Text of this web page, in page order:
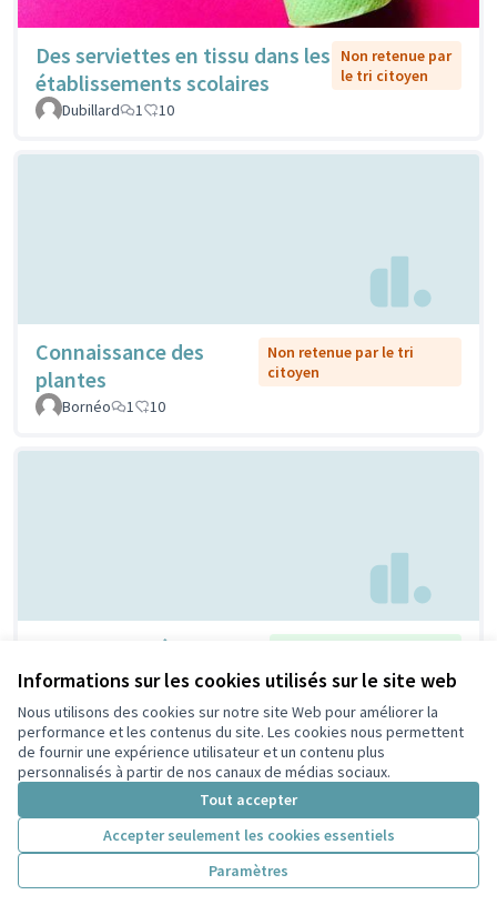
Informations sur les cookies utilisés sur le site web
Nous utilisons des cookies sur notre site Web pour améliorer la
performance et les contenus du site. Les cookies nous permettent
de fournir une expérience utilisateur et un contenu plus
personnalisés à partir de nos canaux de médias sociaux.
Tout accepter
Accepter seulement les cookies essentiels
Paramètres
Des serviettes en tissu dans les
établissements scolaires
Non retenue par
le tri citoyen
Dubillard
1 10
Connaissance des
plantes
Non retenue par le tri
citoyen
Bornéo
1 10
Un repair café !
Bertrand
6 9